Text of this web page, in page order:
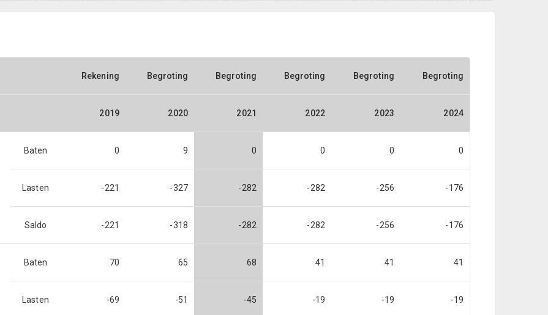
Rekening Begroting Begroting Begroting Begroting Begroting
2019 2020 2021 2022 2023 2024
Baten 0 9 0 0 0 0
Lasten -221 -327 -282 -282 -256 -176
Saldo -221 -318 -282 -282 -256 -176
Baten 70 65 68 41 41 41
Lasten -69 -51 -45 -19 -19 -19